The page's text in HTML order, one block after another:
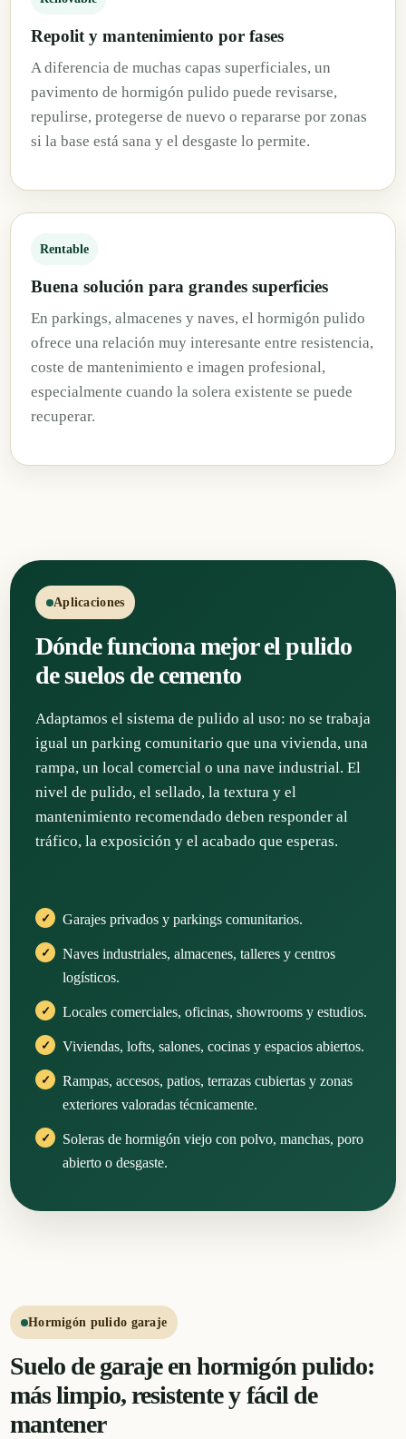
Repolit y mantenimiento por fases
A diferencia de muchas capas superficiales, un
pavimento de hormigón pulido puede revisarse,
repulirse, protegerse de nuevo o repararse por zonas
si la base está sana y el desgaste lo permite.
Rentable
Buena solución para grandes superficies
En parkings, almacenes y naves, el hormigón pulido
ofrece una relación muy interesante entre resistencia,
coste de mantenimiento e imagen profesional,
especialmente cuando la solera existente se puede
recuperar.
Aplicaciones
Dónde funciona mejor el pulido
de suelos de cemento
Adaptamos el sistema de pulido al uso: no se trabaja
igual un parking comunitario que una vivienda, una
rampa, un local comercial o una nave industrial. El
nivel de pulido, el sellado, la textura y el
mantenimiento recomendado deben responder al
tráfico, la exposición y el acabado que esperas.
Garajes privados y parkings comunitarios.
Naves industriales, almacenes, talleres y centros
logísticos.
Locales comerciales, oficinas, showrooms y estudios.
Viviendas, lofts, salones, cocinas y espacios abiertos.
Rampas, accesos, patios, terrazas cubiertas y zonas
exteriores valoradas técnicamente.
Soleras de hormigón viejo con polvo, manchas, poro
abierto o desgaste.
Hormigón pulido garaje
Suelo de garaje en hormigón pulido:
más limpio, resistente y fácil de
mantener